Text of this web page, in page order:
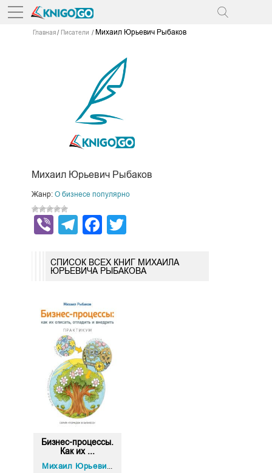
Главная Писатели Михаил Юрьевич Рыбаков
Михаил Юрьевич Рыбаков
Жанр: О бизнесе популярно
ViberTelegram
Facebook
СПИСОК ВСЕХ КНИГ МИХАИЛА
ЮРЬЕВИЧА РЫБАКОВА
Бизнес-процессы.
Как их ...
Михаил Юрьевич Рыбаков